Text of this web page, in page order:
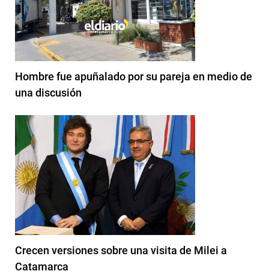
Hombre fue apuñalado por su pareja en medio de
una discusión
Crecen versiones sobre una visita de Milei a
Catamarca